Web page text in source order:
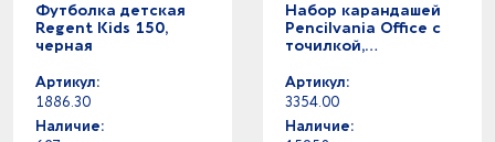
Футболка детская
Regent Kids 150,
черная
Артикул:
1886.30
Наличие:
Набор карандашей
Pencilvania Office с
точилкой,
Артикул:
3354.00
Наличие: